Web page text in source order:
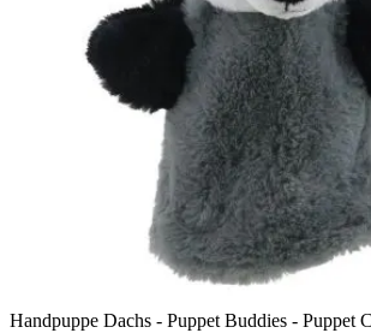
Handpuppe Dachs - Puppet Buddies - Puppet